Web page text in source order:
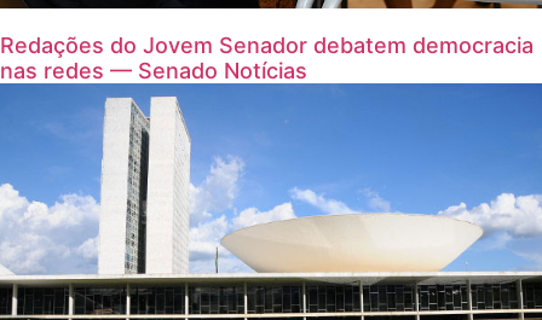
Redações do Jovem Senador debatem democracia
nas redes — Senado Notícias